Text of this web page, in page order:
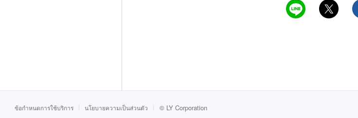
ข้อกำหนดการใช้บริการ นโยบายความเป็นส่วนตัว © LY Corporation